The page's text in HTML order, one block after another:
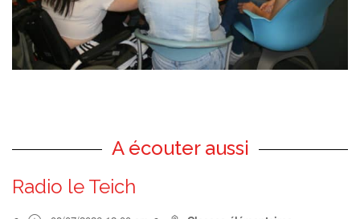
A écouter aussi
Radio le Teich